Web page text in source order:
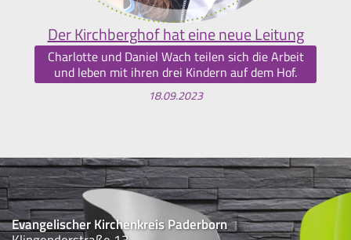
Der Kirchberghof hat eine neue Leitung
Charlotte und Daniel Wach teilen sich die Arbeit
und leben mit ihren drei Kindern auf dem Hof.
18.09.2023
Evangelischer Kirchenkreis Paderborn